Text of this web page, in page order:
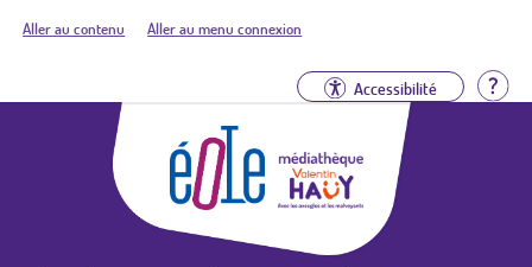
Aller au contenu Aller au menu connexion
Accessibilité